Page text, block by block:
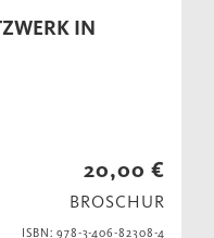
IN
20,00 €
BROSCHUR
ISBN: 978-3-406-82308-4